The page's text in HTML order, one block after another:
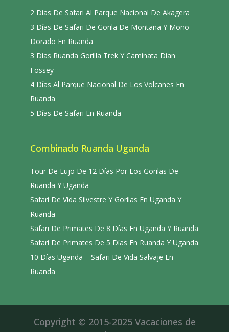
2 Días De Safari Al Parque Nacional De Akagera
3 Días De Safari De Gorila De Montaña Y Mono
Dorado En Ruanda
3 Días Ruanda Gorilla Trek Y Caminata Dian
Fossey
4 Días Al Parque Nacional De Los Volcanes En
Ruanda
5 Días De Safari En Ruanda
Combinado Ruanda Uganda
Tour De Lujo De 12 Días Por Los Gorilas De
Ruanda Y Uganda
Safari De Vida Silvestre Y Gorilas En Uganda Y
Ruanda
Safari De Primates De 8 Días En Uganda Y Ruanda
Safari De Primates De 5 Días En Ruanda Y Uganda
10 Días Uganda – Safari De Vida Salvaje En
Ruanda
Copyright © 2015-2025 Vacaciones de